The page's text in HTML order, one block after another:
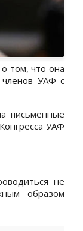
том, что она
членов УАФ с
письменные
УАФ
не
образом